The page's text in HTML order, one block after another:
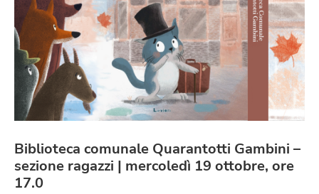
Biblioteca comunale Quarantotti Gambini –
sezione ragazzi | mercoledì 19 ottobre, ore
17.0